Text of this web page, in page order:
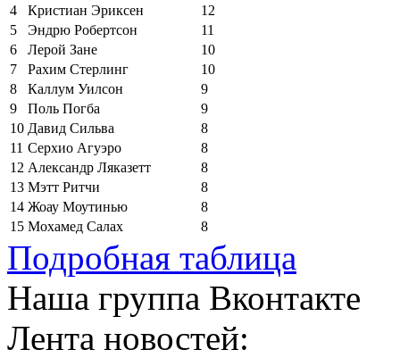
4
Кристиан Эриксен
12
5
Эндрю Робертсон
11
6
Лерой Зане
10
7
Рахим Стерлинг
10
8
Каллум Уилсон
9
9
Поль Погба
9
10 Давид Сильва
8
11 Серхио Агуэро
8
12 Александр Ляказетт
8
13 Мэтт Ритчи
8
14 Жоау Моутинью
8
15 Мохамед Салах 8
Подробная таблица
Наша группа Вконтакте
Лента новостей: